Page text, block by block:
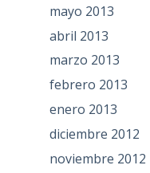
mayo 2013
abril 2013
marzo 2013
febrero 2013
enero 2013
diciembre 2012
noviembre 2012